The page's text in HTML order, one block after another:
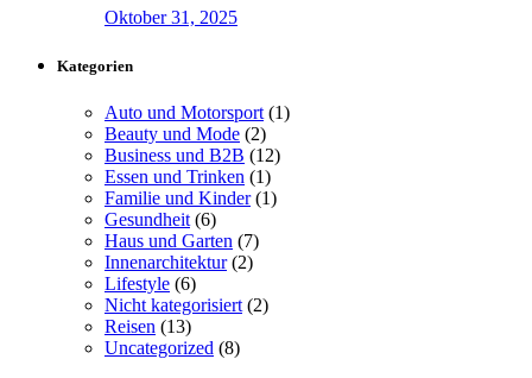
Oktober 31, 2025
Kategorien
Auto und Motorsport (1)
Beauty und Mode (2)
Business und B2B (12)
Essen und Trinken (1)
Familie und Kinder(1)
Gesundheit (6)
Haus und Garten (7)
Innenarchitektur(2)
Lifestyle (6)
Nicht kategorisiert (2)
Reisen (13)
Uncategorized (8)